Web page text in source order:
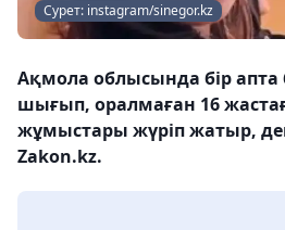
Сурет: instagram/sinegor.kz
Ақмола облысында бір апта
шығып, оралмаған 16
жұмыстары жүріп жатыр,
Zakon.kz.